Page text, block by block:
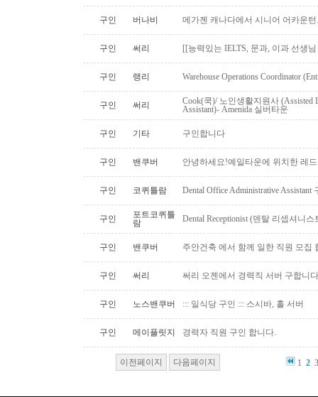
구인 버나비 메가젠 캐나다에서 시니어 어카운
구인 써리 [[능력있는 IELTS, 문과, 이과 선생
구인 랭리 Warehouse Operations Coordinator
구인 써리
Cook(쿡)/ 노인생활지원사 (Assisted
Assistant)- Amenida 실버타운
구인 기타 구인합니다
구인 밴쿠버 안녕하세요!예일타운에 위치한 레
구인 코퀴틀람 Dental Office Administrative Assistant
구인
포트코퀴틀
람
Dental Receptionist (덴탈 리셉셔니
구인 밴쿠버 주안건축 에서 함께 일한 직원 모집
구인 써리 써리 오젠에서 경력직 서버 구합니다
구인 노스밴쿠버 ::: 일식당 구인 ::: 스시바, 홀 서버
구인 메이플릿지 경력자 직원 구인 합니다.
이전페이지 다음페이지 1 2